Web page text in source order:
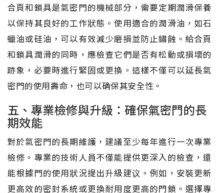
合頁和鎖具是氣密門的機械部分，需要定期潤滑保養
以保持其良好的工作狀態。使用適合的潤滑油，如石
蠟油或硅油，可以有效減少磨損並防止鏽蝕。給合頁
和鎖具潤滑的同時，應檢查它們是否有松動或損壞的
跡象，必要時進行緊固或更換。這樣不僅可以延長氣
密門的使用壽命，也可以确保其安全性。
五、專業檢修與升級：確保氣密門的長
期效能
對於氣密門的長期維護，建議至少每年進行一次專業
檢修。專業的技術人員不僅能提供更深入的檢查，還
能根據門的使用狀況提出升級建议。例如，安裝更新
更高效的密封系統或更換耐用度更高的門鎖。選擇專